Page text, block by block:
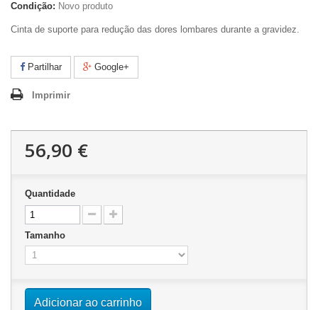
Condição: Novo produto
Cinta de suporte para redução das dores lombares durante a gravidez.
Partilhar Google+
Imprimir
56,90 €
Quantidade
Tamanho
Adicionar ao carrinho